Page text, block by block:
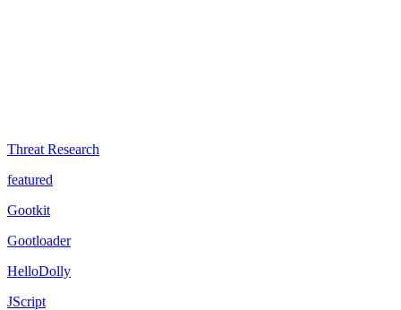
Threat Research
featured
Gootkit
Gootloader
HelloDolly
JScript